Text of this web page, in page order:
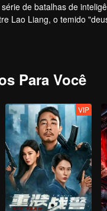
de batalhas de
Lao Liang, o temido
tradicional chinesa e
Para Você
VIP